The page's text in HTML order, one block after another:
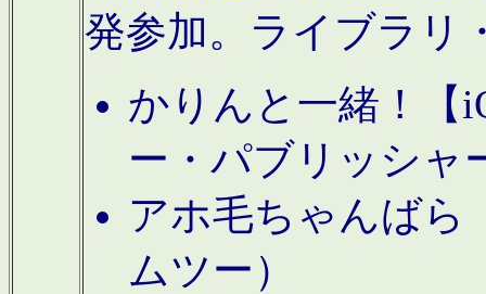
発参加。ライブラリ
かりんと一緒！【
ー・パブリッシャ
アホ毛ちゃんばら
ムツー）